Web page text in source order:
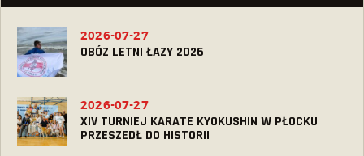
OBÓZ LETNI ŁAZY 2026
2026-07-27
XIV TURNIEJ KARATE KYOKUSHIN W PŁOCKU
PRZESZEDŁ DO HISTORII
2026-07-27